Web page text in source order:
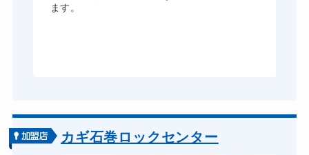
ます。
カギ石巻ロックセンター